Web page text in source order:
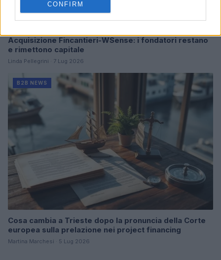
CONFIRM
Acquisizione Fincantieri-WSense: i fondatori restano
e rimettono capitale
Linda Pellegrini · 7 Lug 2026
B2B NEWS
Cosa cambia a Trieste dopo la pronuncia della Corte
europea sulla prelazione nei project financing
Martina Marchesi · 5 Lug 2026